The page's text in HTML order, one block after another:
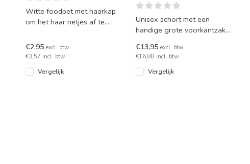
Witte foodpet met haarkap
om het haar netjes af te
€2,95 excl. btw
€3,57 incl. btw
Vergelijk
Unisex schort met een
handige grote voorkantzak.
huidvriendelijk, biologisch
katoe
€13,95excl. btw
€16,88 incl. btw
Vergelijk